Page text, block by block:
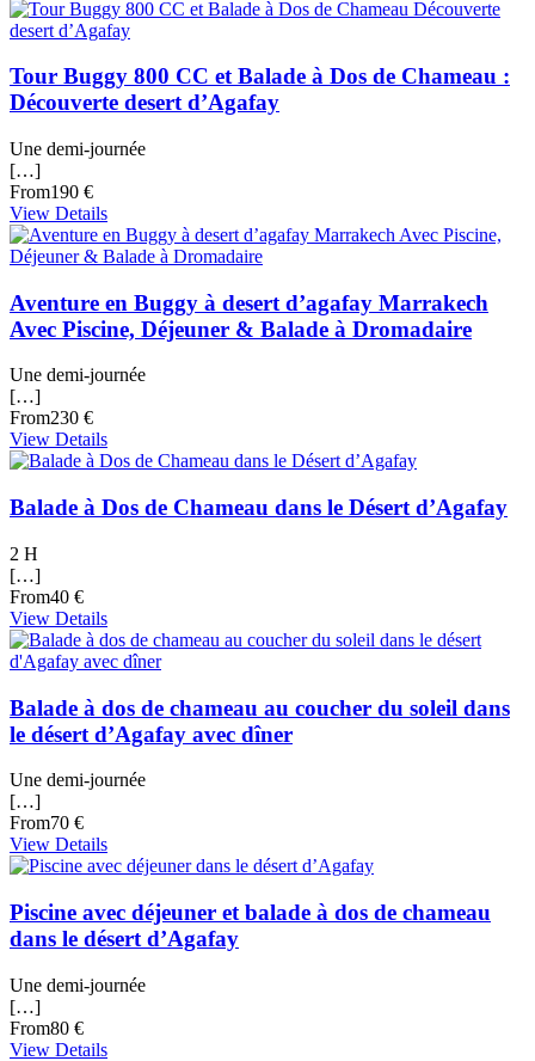
Tour Buggy 800 CC et Balade à Dos de Chameau :
Découverte desert d’Agafay
Une demi-journée
[…]
From190 €
View Details
Aventure en Buggy à desert d’agafay Marrakech
Avec Piscine, Déjeuner & Balade à Dromadaire
Une demi-journée
[…]
From230 €
View Details
Balade à Dos de Chameau dans le Désert d’Agafay
2 H
[…]
From40 €
View Details
Balade à dos de chameau au coucher du soleil dans
le désert d’Agafay avec dîner
Une demi-journée
[…]
From70 €
View Details
Piscine avec déjeuner et balade à dos de chameau
dans le désert d’Agafay
Une demi-journée
[…]
From80 €
View Details